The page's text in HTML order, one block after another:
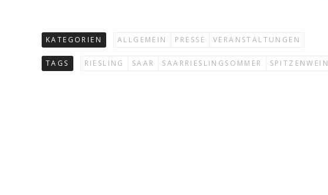
KATEGORIEN ALLGEMEIN PRESSE VERANSTALTUNGEN
TAGS RIESLING SAAR SAARRIESLINGSOMMER SPITZENWEIN